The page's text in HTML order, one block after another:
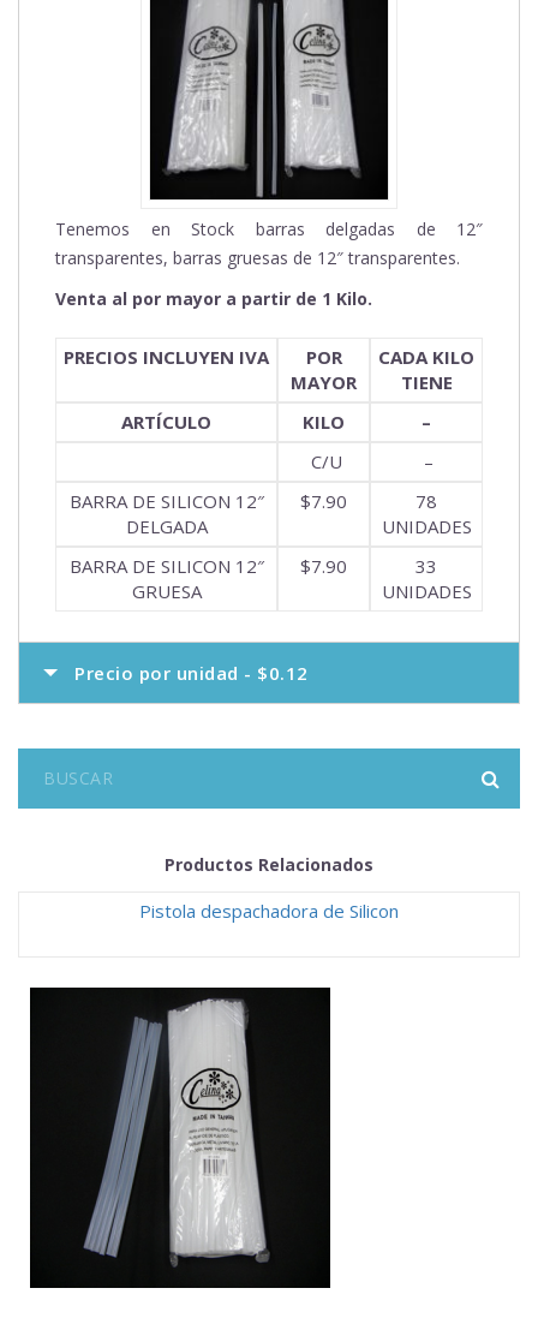
Tenemos en Stock barras delgadas de 12″
transparentes, barras gruesas de 12″ transparentes.
Venta al por mayor a partir de 1 Kilo.
PRECIOS INCLUYEN IVA
POR
MAYOR
CADA KILO
TIENE
ARTÍCULO
KILO
–
C/U
–
BARRA DE SILICON 12″
DELGADA
$7.90
78
UNIDADES
BARRA DE SILICON 12″
GRUESA
$7.90
33
UNIDADES
Precio por unidad - $0.12
Productos Relacionados
Pistola despachadora de Silicon